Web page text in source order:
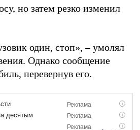
но затем резко изменил
один, стоп», – умолял
Однако сообщение
перевернув его.